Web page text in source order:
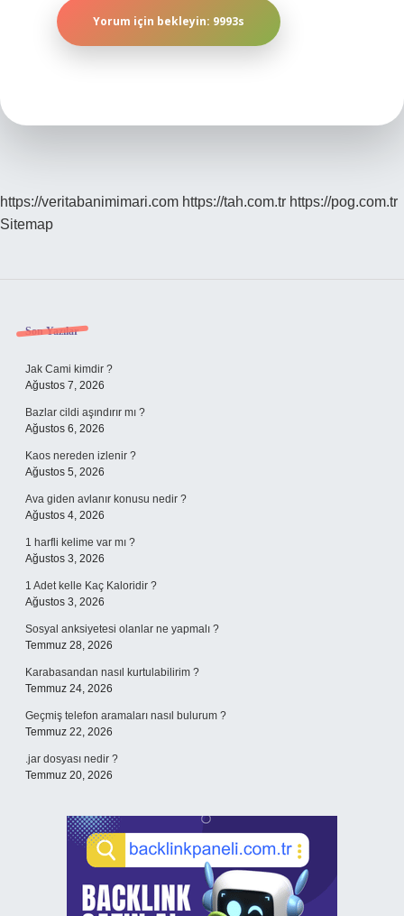
https://veritabanimimari.com https://tah.com.tr https://pog.com.tr
Sitemap
Sidebar
Son Yazılar
Jak Cami kimdir ?
Ağustos 7, 2026
Bazlar cildi aşındırır mı ?
Ağustos 6, 2026
Kaos nereden izlenir ?
Ağustos 5, 2026
Ava giden avlanır konusu nedir ?
Ağustos 4, 2026
1 harfli kelime var mı ?
Ağustos 3, 2026
1 Adet kelle Kaç Kaloridir ?
Ağustos 3, 2026
Sosyal anksiyetesi olanlar ne yapmalı ?
Temmuz 28, 2026
Karabasandan nasıl kurtulabilirim ?
Temmuz 24, 2026
Geçmiş telefon aramaları nasıl bulurum ?
Temmuz 22, 2026
.jar dosyası nedir ?
Temmuz 20, 2026